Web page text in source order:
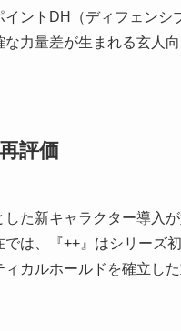
ントDH（ディフェンシ
な力量差が生まれる玄人
評価
た新キャラクター導入
は、『++』はシリーズ
カルホールドを確立し